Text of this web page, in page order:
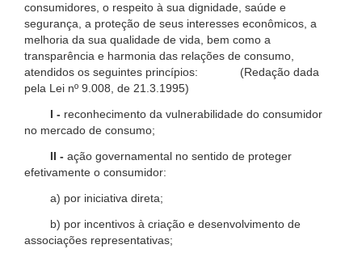
consumidores, o respeito à sua dignidade, saúde e
segurança, a proteção de seus interesses econômicos, a
melhoria da sua qualidade de vida, bem como a
transparência e harmonia das relações de consumo,
atendidos os seguintes princípios: (Redação dada
pela Lei nº 9.008, de 21.3.1995)
I - reconhecimento da vulnerabilidade do consumidor
no mercado de consumo;
II - ação governamental no sentido de proteger
efetivamente o consumidor:
a) por iniciativa direta;
b) por incentivos à criação e desenvolvimento de
associações representativas;